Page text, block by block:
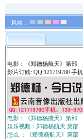
风格：
电影：《郑德杨航天》第部
影片订购: QQ:121719780 手
电影：《郑德杨航天》第部
娱乐视频：郑德杨航天 第部
怎么 ：《郑德杨航天》第部